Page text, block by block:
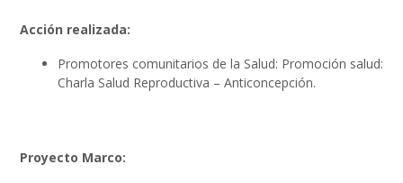
Acción realizada:
Promotores comunitarios de la Salud: Promoción salud:
Charla Salud Reproductiva – Anticoncepción.
Proyecto Marco: